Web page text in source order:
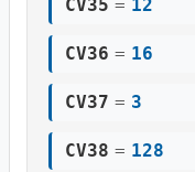
CV35 = 12
CV36 = 16
CV37 = 3
CV38 = 128